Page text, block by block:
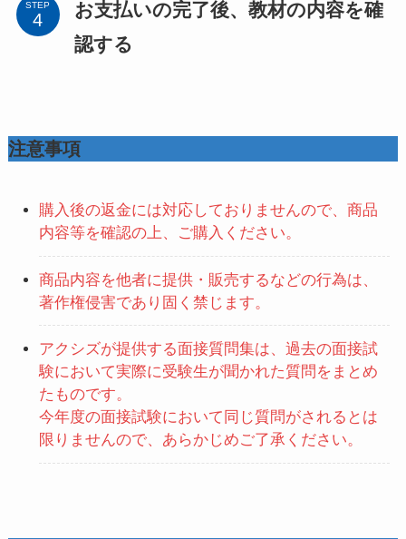
STEP
お支払いの完了後、教材の内容を確
認する
注意事項
購入後の返金には対応しておりませんので、商品
内容等を確認の上、ご購入ください。
商品内容を他者に提供・販売するなどの行為は、
著作権侵害であり固く禁じます。
アクシズが提供する面接質問集は、過去の面接試
験において実際に受験生が聞かれた質問をまとめ
たものです。
今年度の面接試験において同じ質問がされるとは
限りませんので、あらかじめご了承ください。